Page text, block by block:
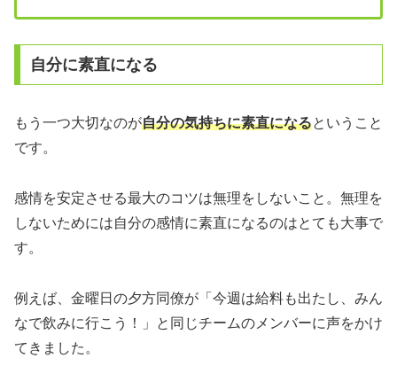
自分に素直になる
もう一つ大切なのが自分の気持ちに素直になるということ
です。
感情を安定させる最大のコツは無理をしないこと。無理を
しないためには自分の感情に素直になるのはとても大事で
す。
例えば、金曜日の夕方同僚が「今週は給料も出たし、みん
なで飲みに行こう！」と同じチームのメンバーに声をかけ
てきました。